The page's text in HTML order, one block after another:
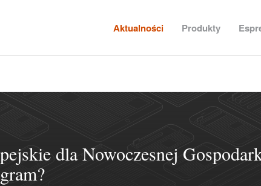
Aktualności Produkty
dla Nowoczesnej